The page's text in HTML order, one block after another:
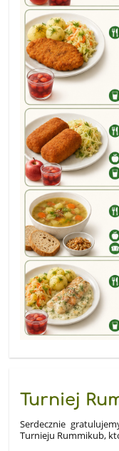
Turniej
Serdecznie
Turnieju Rummikub,